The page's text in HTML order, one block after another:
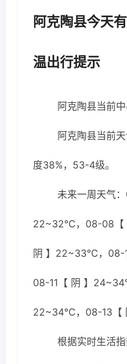
阿克陶县今天
温出行提示
阿克陶县当前
阿克陶县当前
度38%，53-4级。
未来一周天气
22~32℃，08-08【
阴 】22~33℃，08-
08-11【 阴 】
22~34℃，08-13【
根据实时生活